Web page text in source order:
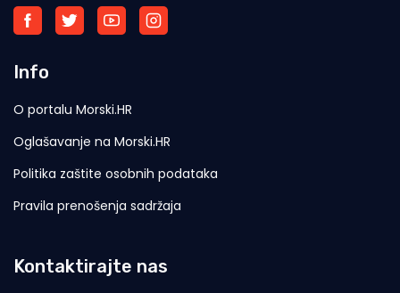
Info
O portalu Morski.HR
Oglašavanje na Morski.HR
Politika zaštite osobnih podataka
Pravila prenošenja sadržaja
Kontaktirajte nas